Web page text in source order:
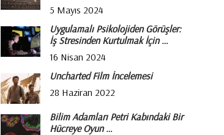
5 Mayıs 2024
Uygulamalı Psikolojiden Görüşler:
İş Stresinden Kurtulmak İçin …
16 Nisan 2024
Uncharted Film İncelemesi
28 Haziran 2022
Bilim Adamları Petri Kabındaki Bir
Hücreye Oyun …